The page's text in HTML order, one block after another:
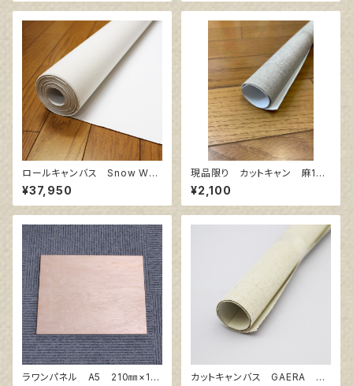
ロールキャンバス Snow Whit
e SPC 206㎝巾×5m巻
¥37,950
現品限り カットキャン 麻10
0％ F6 (5枚組)
¥2,100
ラワンパネル A5 210㎜×14
カットキャンバス GAERA F